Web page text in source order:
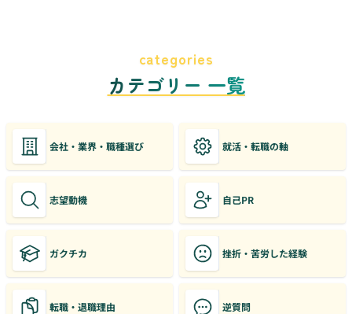
categories
カテゴリー 一覧
会社・業界・職種選び 就活・転職の軸
志望動機 自己PR
ガクチカ 挫折・苦労した経験
転職・退職理由 逆質問